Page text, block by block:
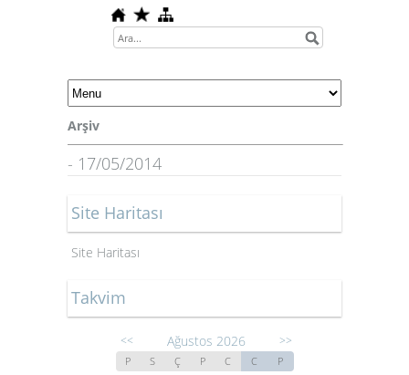
Arşiv
- 17/05/2014
Site Haritası
Site Haritası
Takvim
<< Ağustos 2026 >>
P S Ç P C C P